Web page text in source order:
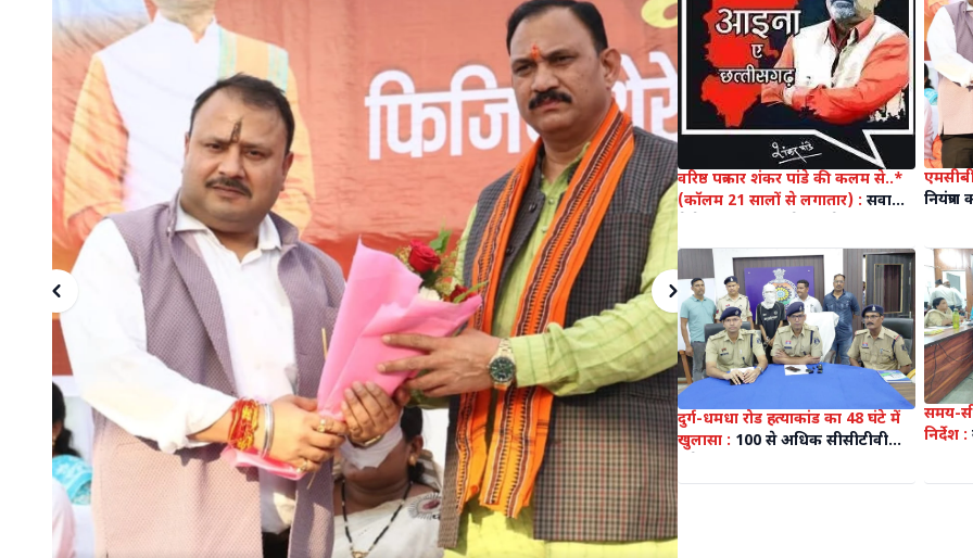
वरिष्ठ पत्रकार शंकर पांडे की कलम से..*
(कॉलम 21 सालों से लगातार) : सवाल
किस के बुझे ये सवाल थोड़े ही है....
दुर्ग-धमधा रोड हत्याकांड का 48 घंटे में
खुलासा : 100 से अधिक सीसीटीवी
सूचना के आधार पर पुलिस ने सुलझाई
समय-
निर्देश :
समय